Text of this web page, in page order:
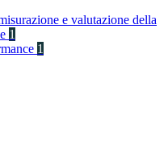
e valutazione della
1
1